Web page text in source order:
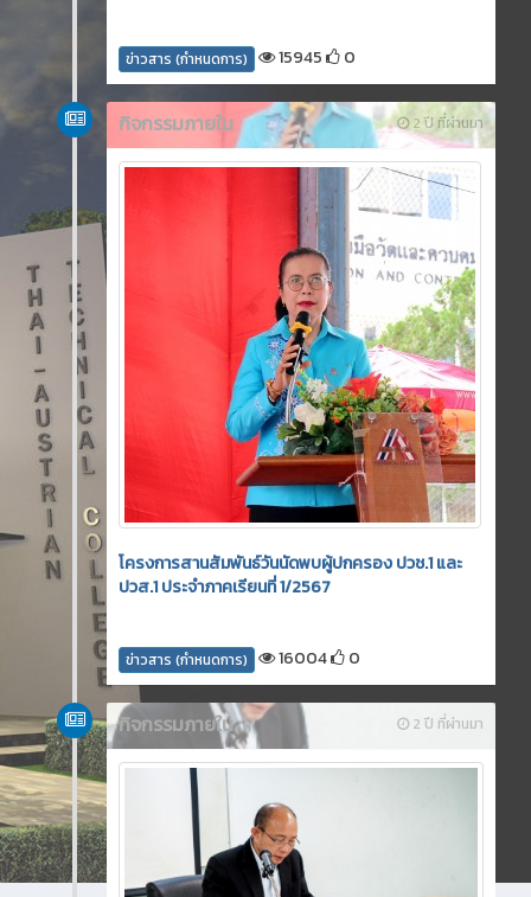
ข่าวสาร (กำหนดการ) 15945 0
2 ปี ที่ผ่านมา
กิจกรรมภายใน
โครงการสานสัมพันธ์วันนัดพบผู้ปกครอง ปวช.1 และ
ปวส.1 ประจำภาคเรียนที่ 1/2567
ข่าวสาร (กำหนดการ) 16004 0
2 ปี ที่ผ่านมา
กิจกรรมภายใน